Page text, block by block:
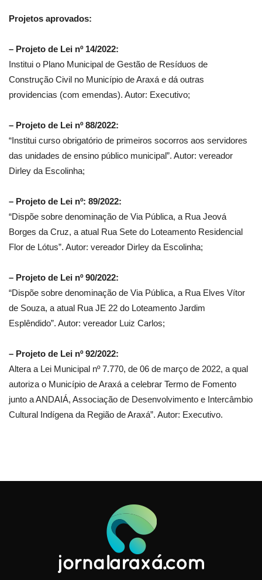
Projetos aprovados:
– Projeto de Lei nº 14/2022:
Institui o Plano Municipal de Gestão de Resíduos de
Construção Civil no Município de Araxá e dá outras
providencias (com emendas). Autor: Executivo;
– Projeto de Lei nº 88/2022:
“Institui curso obrigatório de primeiros socorros aos servidores
das unidades de ensino público municipal”. Autor: vereador
Dirley da Escolinha;
– Projeto de Lei nº: 89/2022:
“Dispõe sobre denominação de Via Pública, a Rua Jeová
Borges da Cruz, a atual Rua Sete do Loteamento Residencial
Flor de Lótus”. Autor: vereador Dirley da Escolinha;
– Projeto de Lei nº 90/2022:
“Dispõe sobre denominação de Via Pública, a Rua Elves Vítor
de Souza, a atual Rua JE 22 do Loteamento Jardim
Esplêndido”. Autor: vereador Luiz Carlos;
– Projeto de Lei nº 92/2022:
Altera a Lei Municipal nº 7.770, de 06 de março de 2022, a qual
autoriza o Município de Araxá a celebrar Termo de Fomento
junto a ANDAIÁ, Associação de Desenvolvimento e Intercâmbio
Cultural Indígena da Região de Araxá”. Autor: Executivo.